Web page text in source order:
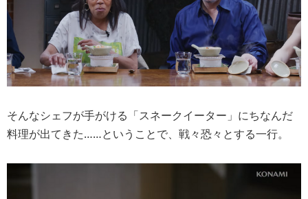
そんなシェフが手がける「スネークイーター」にちなんだ
料理が出てきた……ということで、戦々恐々とする一行。